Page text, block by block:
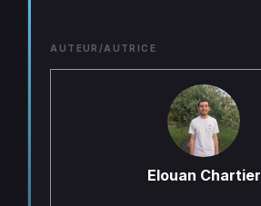
AUTEUR/AUTRICE
Elouan Chartier